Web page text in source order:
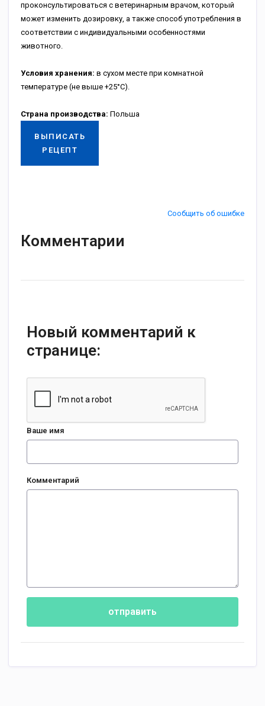
проконсультироваться с ветеринарным врачом, который
может изменить дозировку, а также способ употребления в
соответствии с индивидуальными особенностями
животного.
Условия хранения: в сухом месте при комнатной
температуре (не выше +25°С).
Страна производства: Польша
ВЫПИСАТЬ
РЕЦЕПТ
Сообщить об ошибке
Комментарии
Новый комментарий к
странице:
Ваше имя
Комментарий
отправить